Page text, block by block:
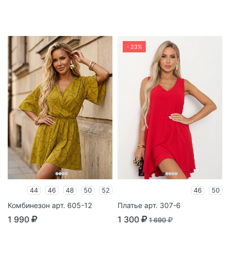
44 46 48 50 52
Комбинезон арт. 605-12
1 990
- 23%
46 50
Платье арт. 307-6
1 300 1 690